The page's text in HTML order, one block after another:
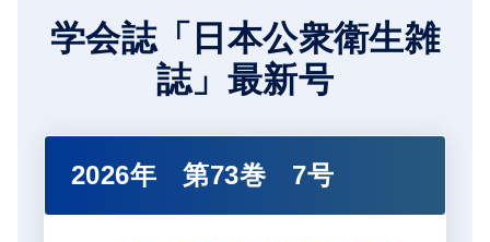
学会誌「日本公衆衛生雑
誌」最新号
2026年 第73巻 7号